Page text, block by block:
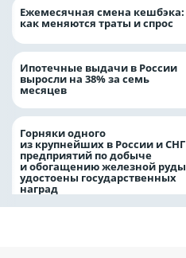
Ежемесячная смена кешбэка:
как меняются траты и спрос
Ипотечные выдачи в России
выросли на 38% за семь
месяцев
Горняки одного
из крупнейших в России и СНГ
предприятий по добыче
и обогащению железной руды
удостоены государственных
наград